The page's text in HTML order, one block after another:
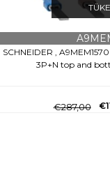
SCHNEIDER ,
3P+N top and
€287,00